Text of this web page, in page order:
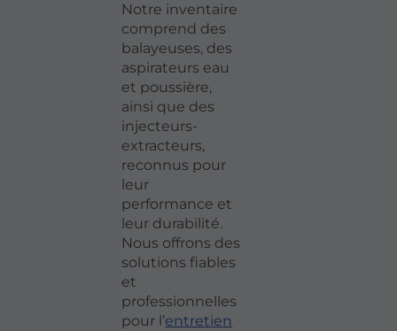
Notre inventaire
comprend des
balayeuses, des
aspirateurs eau
et poussière,
ainsi que des
injecteurs-
extracteurs,
reconnus pour
leur
performance et
leur durabilité.
Nous offrons des
solutions fiables
et
professionnelles
pour l’entretien